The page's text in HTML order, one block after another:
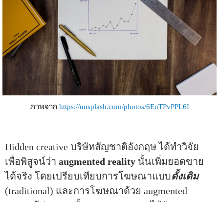
ภาพจาก https://unsplash.com/photos/6EnTPvPPL6I
Hidden creative บริษัทสัญชาติอังกฤษ ได้ทำวิจัย
เพื่อพิสูจน์ว่า augmented reality นั้นเพิ่มยอดขาย
ได้จริง โดยเปรียบเทียบการโฆษณาแบบดั้งเดิม
(traditional) และการโฆษณาด้วย augmented